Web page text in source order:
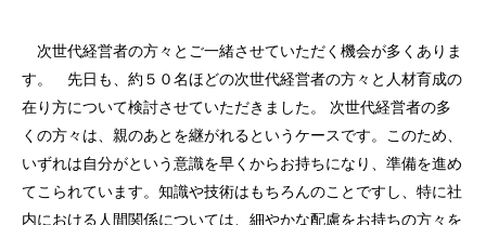
次世代経営者の方々とご一緒させていただく機会が多くありま
す。 先日も、約５０名ほどの次世代経営者の方々と人材育成の
在り方について検討させていただきました。 次世代経営者の多
くの方々は、親のあとを継がれるというケースです。このため、
いずれは自分がという意識を早くからお持ちになり、準備を進め
てこられています。知識や技術はもちろんのことですし、特に社
内における人間関係については、細やかな配慮をお持ちの方々を